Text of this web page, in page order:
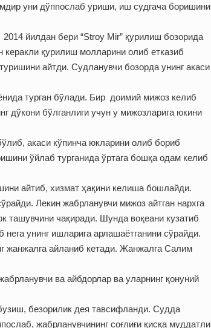
уни дўппослаб уриши, иш судгача боришини
йилдан бери “Stroy Mir” қурилиш бозорида
қурилиш молларини олиб етказиб
айтди. Судланувчи бозорда унинг акаси
турган бўлади. Бир доимий мижоз келиб
дўкони бўлганлиги учун у мижозларига юкини
акаси кўпинча юкларини олиб бориб
ўйлаб турганида ўртага бошқа одам келиб
айтиб, хизмат ҳақини келиша бошлайди.
Лекин жабрланувчи мижоз айтган нархга
ташувчини чақиради. Шунда воқеани кузатиб
унинг ишларига арлашаётганини сўрайди.
жанжалга айланиб кетади. Жанжалга Салим
ва айбдорлар ва уларнинг қонуний
безорилик дея тавсифланди. Судда
жабрланувчининг соғлиғи қисқа муддатли